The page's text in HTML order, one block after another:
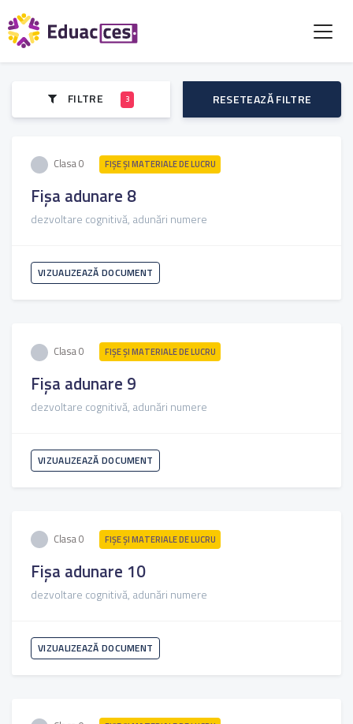
FILTRE 3 RESETEAZĂ FILTRE
Clasa 0 FIŞE ŞI MATERIALE DE LUCRU
Fișa adunare 8
dezvoltare cognitivă, adunări numere
VIZUALIZEAZĂ DOCUMENT
Clasa 0 FIŞE ŞI MATERIALE DE LUCRU
Fișa adunare 9
dezvoltare cognitivă, adunări numere
VIZUALIZEAZĂ DOCUMENT
Clasa 0 FIŞE ŞI MATERIALE DE LUCRU
Fișa adunare 10
dezvoltare cognitivă, adunări numere
VIZUALIZEAZĂ DOCUMENT